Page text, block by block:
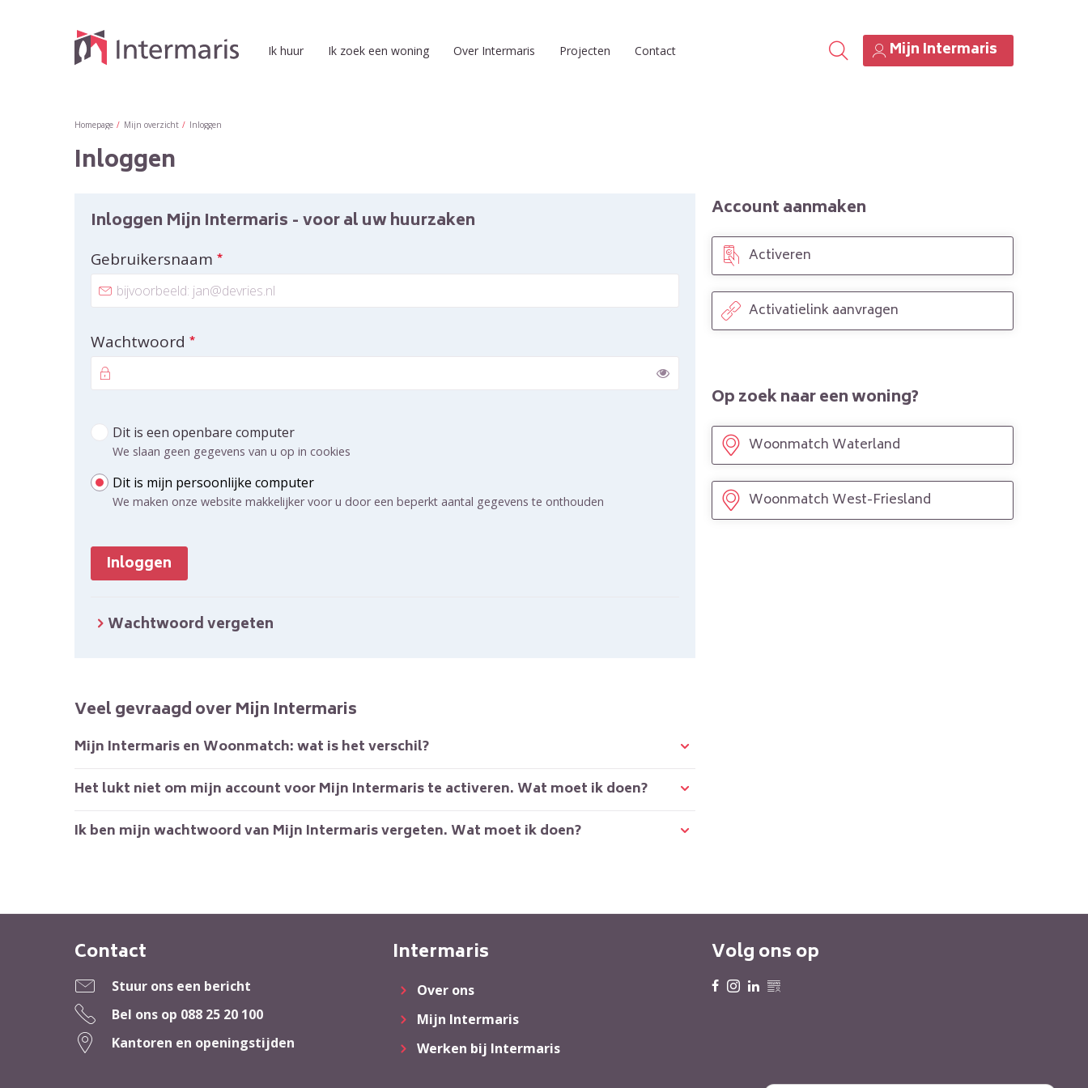
Naar hoofdinhoud
Naar hoofdnavigatiemenu
Naar zoeken
Naar de homepage
Ik huur Ik zoek een woning Over Intermaris Projecten Contact Mijn Intermaris
Homepage Mijn overzicht Inloggen
Inloggen
Inloggen Mijn Intermaris - voor al uw huurzaken
Gebruikersnaam *
Wachtwoord *
Inloggen Mijn Intermaris - voor al uw huurzaken
Dit is een openbare computer
We slaan geen gegevens van u op in cookies
Dit is mijn persoonlijke computer
We maken onze website makkelijker voor u door een beperkt aantal gegevens te onthouden
Inloggen
Wachtwoord vergeten
Veel gevraagd over Mijn Intermaris
Mijn Intermaris en Woonmatch: wat is het verschil?
Het lukt niet om mijn account voor Mijn Intermaris te activeren. Wat moet ik doen?
Ik ben mijn wachtwoord van Mijn Intermaris vergeten. Wat moet ik doen?
Account aanmaken
Activeren
Activatielink aanvragen
Op zoek naar een woning?
Woonmatch Waterland
Woonmatch West-Friesland
Contactinformatie
Contact
Stuur ons een bericht
Bel ons op 088 25 20 100
Kantoren en openingstijden
Intermaris
Over ons
Mijn Intermaris
Werken bij Intermaris
Volg ons op